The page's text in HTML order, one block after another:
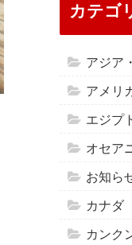
カテゴ
アジア
アメリ
エジプ
オセア
お知ら
カナダ
カンク